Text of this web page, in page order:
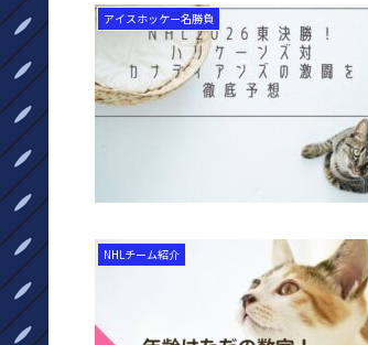
アイスホッケー名勝負
NHLチーム紹介